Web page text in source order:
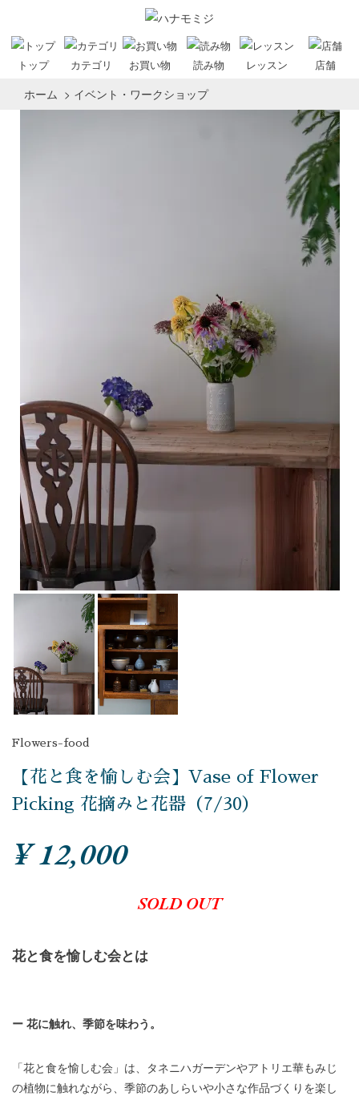
トップ カテゴリ お買い物 読み物 レッスン 店舗
ホーム > イベント・ワークショップ
Flowers-food
【花と食を愉しむ会】Vase of Flower
Picking 花摘みと花器（7/30）
¥ 12,000
SOLD OUT
花と食を愉しむ会とは
ー 花に触れ、季節を味わう。
「花と食を愉しむ会」は、タネニハガーデンやアトリエ華もみじ
の植物に触れながら、季節のあしらいや小さな作品づくりを楽し